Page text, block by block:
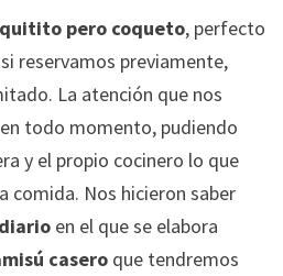
pero coqueto, perfecto
reservamos previamente,
La atención que nos
todo momento, pudiendo
y el propio cocinero lo que
comida. Nos hicieron saber
en el que se elabora
caseroque tendremos